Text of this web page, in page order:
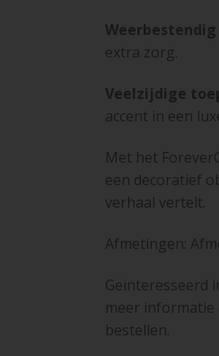
extra zorg.
Veelzijdige
accent in een
Met het
een decoratief
verhaal vertelt.
Afmetingen:
Geïnteresseerd
meer informatie
bestellen.